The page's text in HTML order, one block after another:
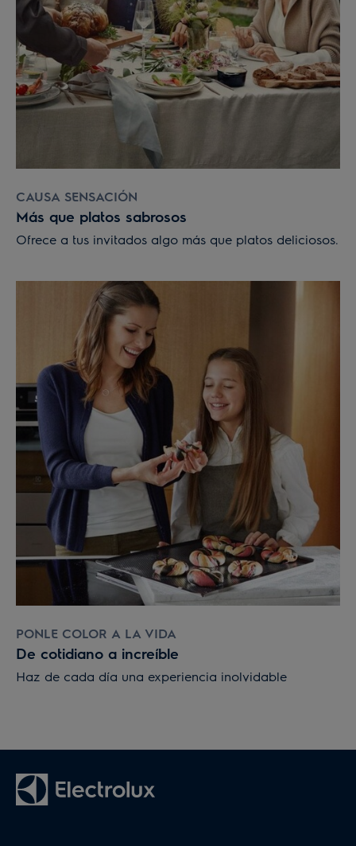
CAUSA SENSACIÓN
Más que platos sabrosos
Ofrece a tus invitados algo más que platos deliciosos.
PONLE COLOR A LA VIDA
De cotidiano a increíble
Haz de cada día una experiencia inolvidable